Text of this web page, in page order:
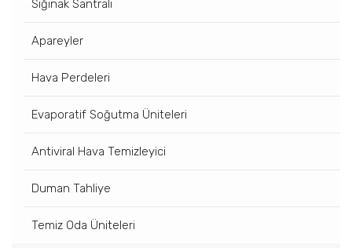
Sığınak Santrali
Apareyler
Hava Perdeleri
Evaporatif Soğutma Üniteleri
Antiviral Hava Temizleyici
Duman Tahliye
Temiz Oda Üniteleri